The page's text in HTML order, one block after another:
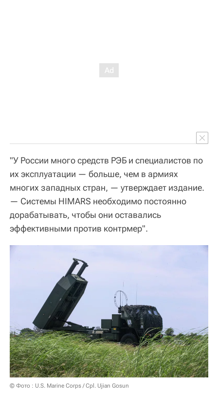
"У России много средств РЭБ и специалистов по
их эксплуатации — больше, чем в армиях
многих западных стран, — утверждает издание.
— Системы HIMARS необходимо постоянно
дорабатывать, чтобы они оставались
эффективными против контрмер".
© Фото : U.S. Marine Corps / Cpl. Ujian Gosun